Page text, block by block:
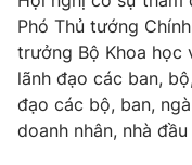
Học trực tuyến
Hitech Công nghệ
Sản phẩm
Thị trường
Giao lưu trực
Lịch phát sóng
Phó Thủ tướng
trưởng Bộ Khoa học
lãnh đạo các ban,
đạo các bộ, ban,
doanh nhân, nhà